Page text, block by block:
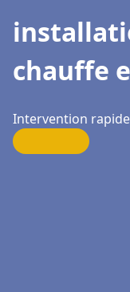
chauffe
Intervention